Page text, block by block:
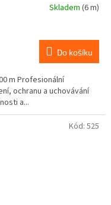
Skladem (6 m)
Do košíku
m Profesionální
ochranu a uchovávání
a...
Kód: 525